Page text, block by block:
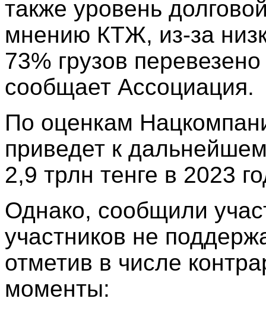
также уровень
мнению КТЖ, из-за
73% грузов
сообщает Ассоциация.
По оценкам
приведет к
2,9 трлн тенге в 2023
Однако, сообщили
участников не
отметив в числе
моменты: